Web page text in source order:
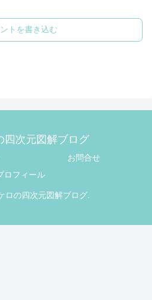
トを書き込む
四次元図解ブログ
お問合せ
ロフィール
ロの四次元図解ブログ.